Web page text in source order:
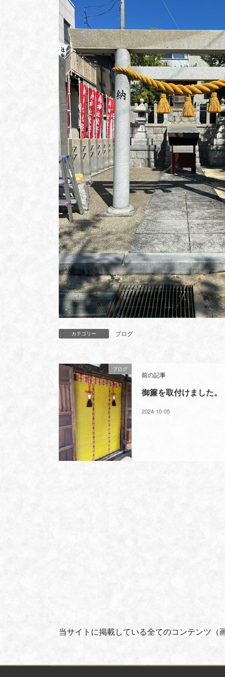
カテゴリー ブログ
ブログ
前の記事
御簾を取付けました。
2024-10-05
当サイトに掲載している全てのコンテンツ